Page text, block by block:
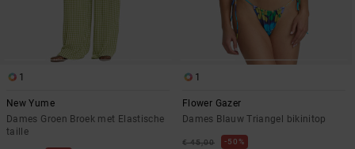
1
New Yume
Dames Groen Broek met Elastische
taille
1
Flower Gazer
Dames Blauw Triangel bikinitop
€ 45,00 50%